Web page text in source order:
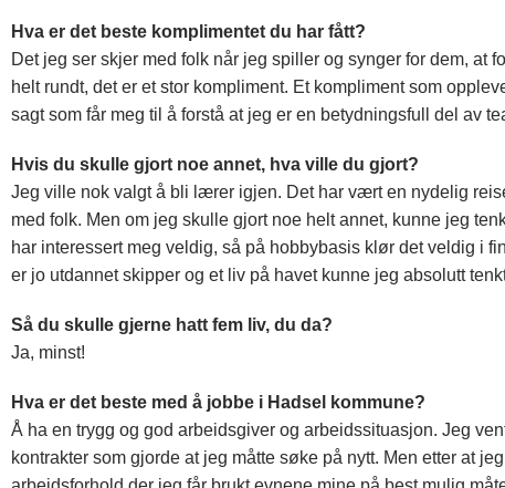
Hva er det beste komplimentet du har fått?
Det jeg ser skjer med folk når jeg spiller og synger for dem, at
helt rundt, det er et stor kompliment. Et kompliment som
sagt som får meg til å forstå at jeg er en betydningsfull del av
Hvis du skulle gjort noe annet, hva ville du gjort?
Jeg ville nok valgt å bli lærer igjen. Det har vært en nydelig
med folk. Men om jeg skulle gjort noe helt annet, kunne jeg
har interessert meg veldig, så på hobbybasis klør det veldig i
er jo utdannet skipper og et liv på havet kunne jeg absolutt
Så du skulle gjerne hatt fem liv, du da?
Ja, minst!
Hva er det beste med å jobbe i Hadsel kommune?
Å ha en trygg og god arbeidsgiver og arbeidssituasjon. Jeg
kontrakter som gjorde at jeg måtte søke på nytt. Men etter at